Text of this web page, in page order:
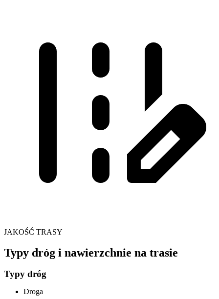
JAKOŚĆ TRASY
Typy dróg i nawierzchnie na trasie
Typy dróg
Droga